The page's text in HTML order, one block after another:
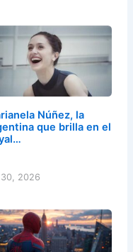
Núñez, la
que brilla en el
2026